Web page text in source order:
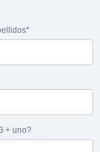
+ uno?
su email el